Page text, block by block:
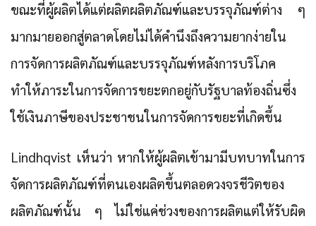
ขณะที่ผู้ผลิตได้แต่ผลิตผลิตภัณฑ์และบรรจุภัณฑ์ต่าง ๆ
มากมายออกสู่ตลาดโดยไม่ได้คำนึงถึงความยากง่ายใน
การจัดการผลิตภัณฑ์และบรรจุภัณฑ์หลังการบริโภค
ทำให้ภาระในการจัดการขยะตกอยู่กับรัฐบาลท้องถิ่นซึ่ง
ใช้เงินภาษีของประชาชนในการจัดการขยะที่เกิดขึ้น
Lindhqvist เห็นว่า หากให้ผู้ผลิตเข้ามามีบทบาทในการ
จัดการผลิตภัณฑ์ที่ตนเองผลิตขึ้นตลอดวงจรชีวิตของ
ผลิตภัณฑ์นั้น ๆ ไม่ใช่แค่ช่วงของการผลิตแต่ให้รับผิด